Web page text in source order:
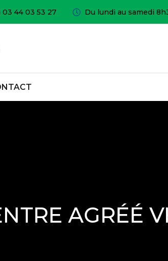
03 44 03 53 27 Du lundi au samedi
AGRÉÉ